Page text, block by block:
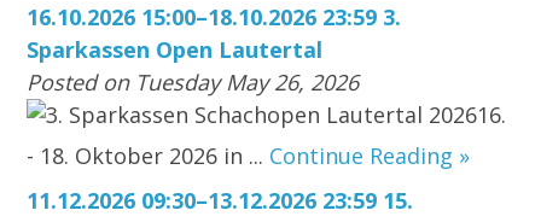
16.10.2026 15:00–18.10.2026 23:59 3.
Sparkassen Open Lautertal
Posted on Tuesday May 26, 2026
3. Sparkassen Schachopen Lautertal 202616.
- 18. Oktober 2026 in ... Continue Reading »
11.12.2026 09:30–13.12.2026 23:59 15.